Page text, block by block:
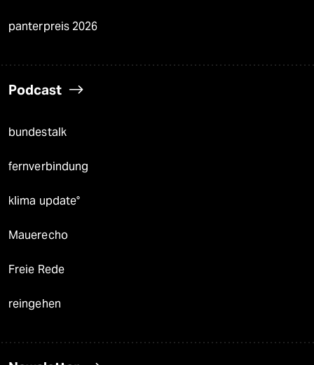
panterpreis 2026
Podcast
bundestalk
fernverbindung
klima update°
Mauerecho
Freie Rede
reingehen